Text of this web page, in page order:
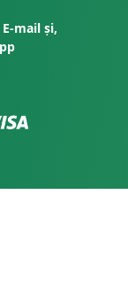
mail și,